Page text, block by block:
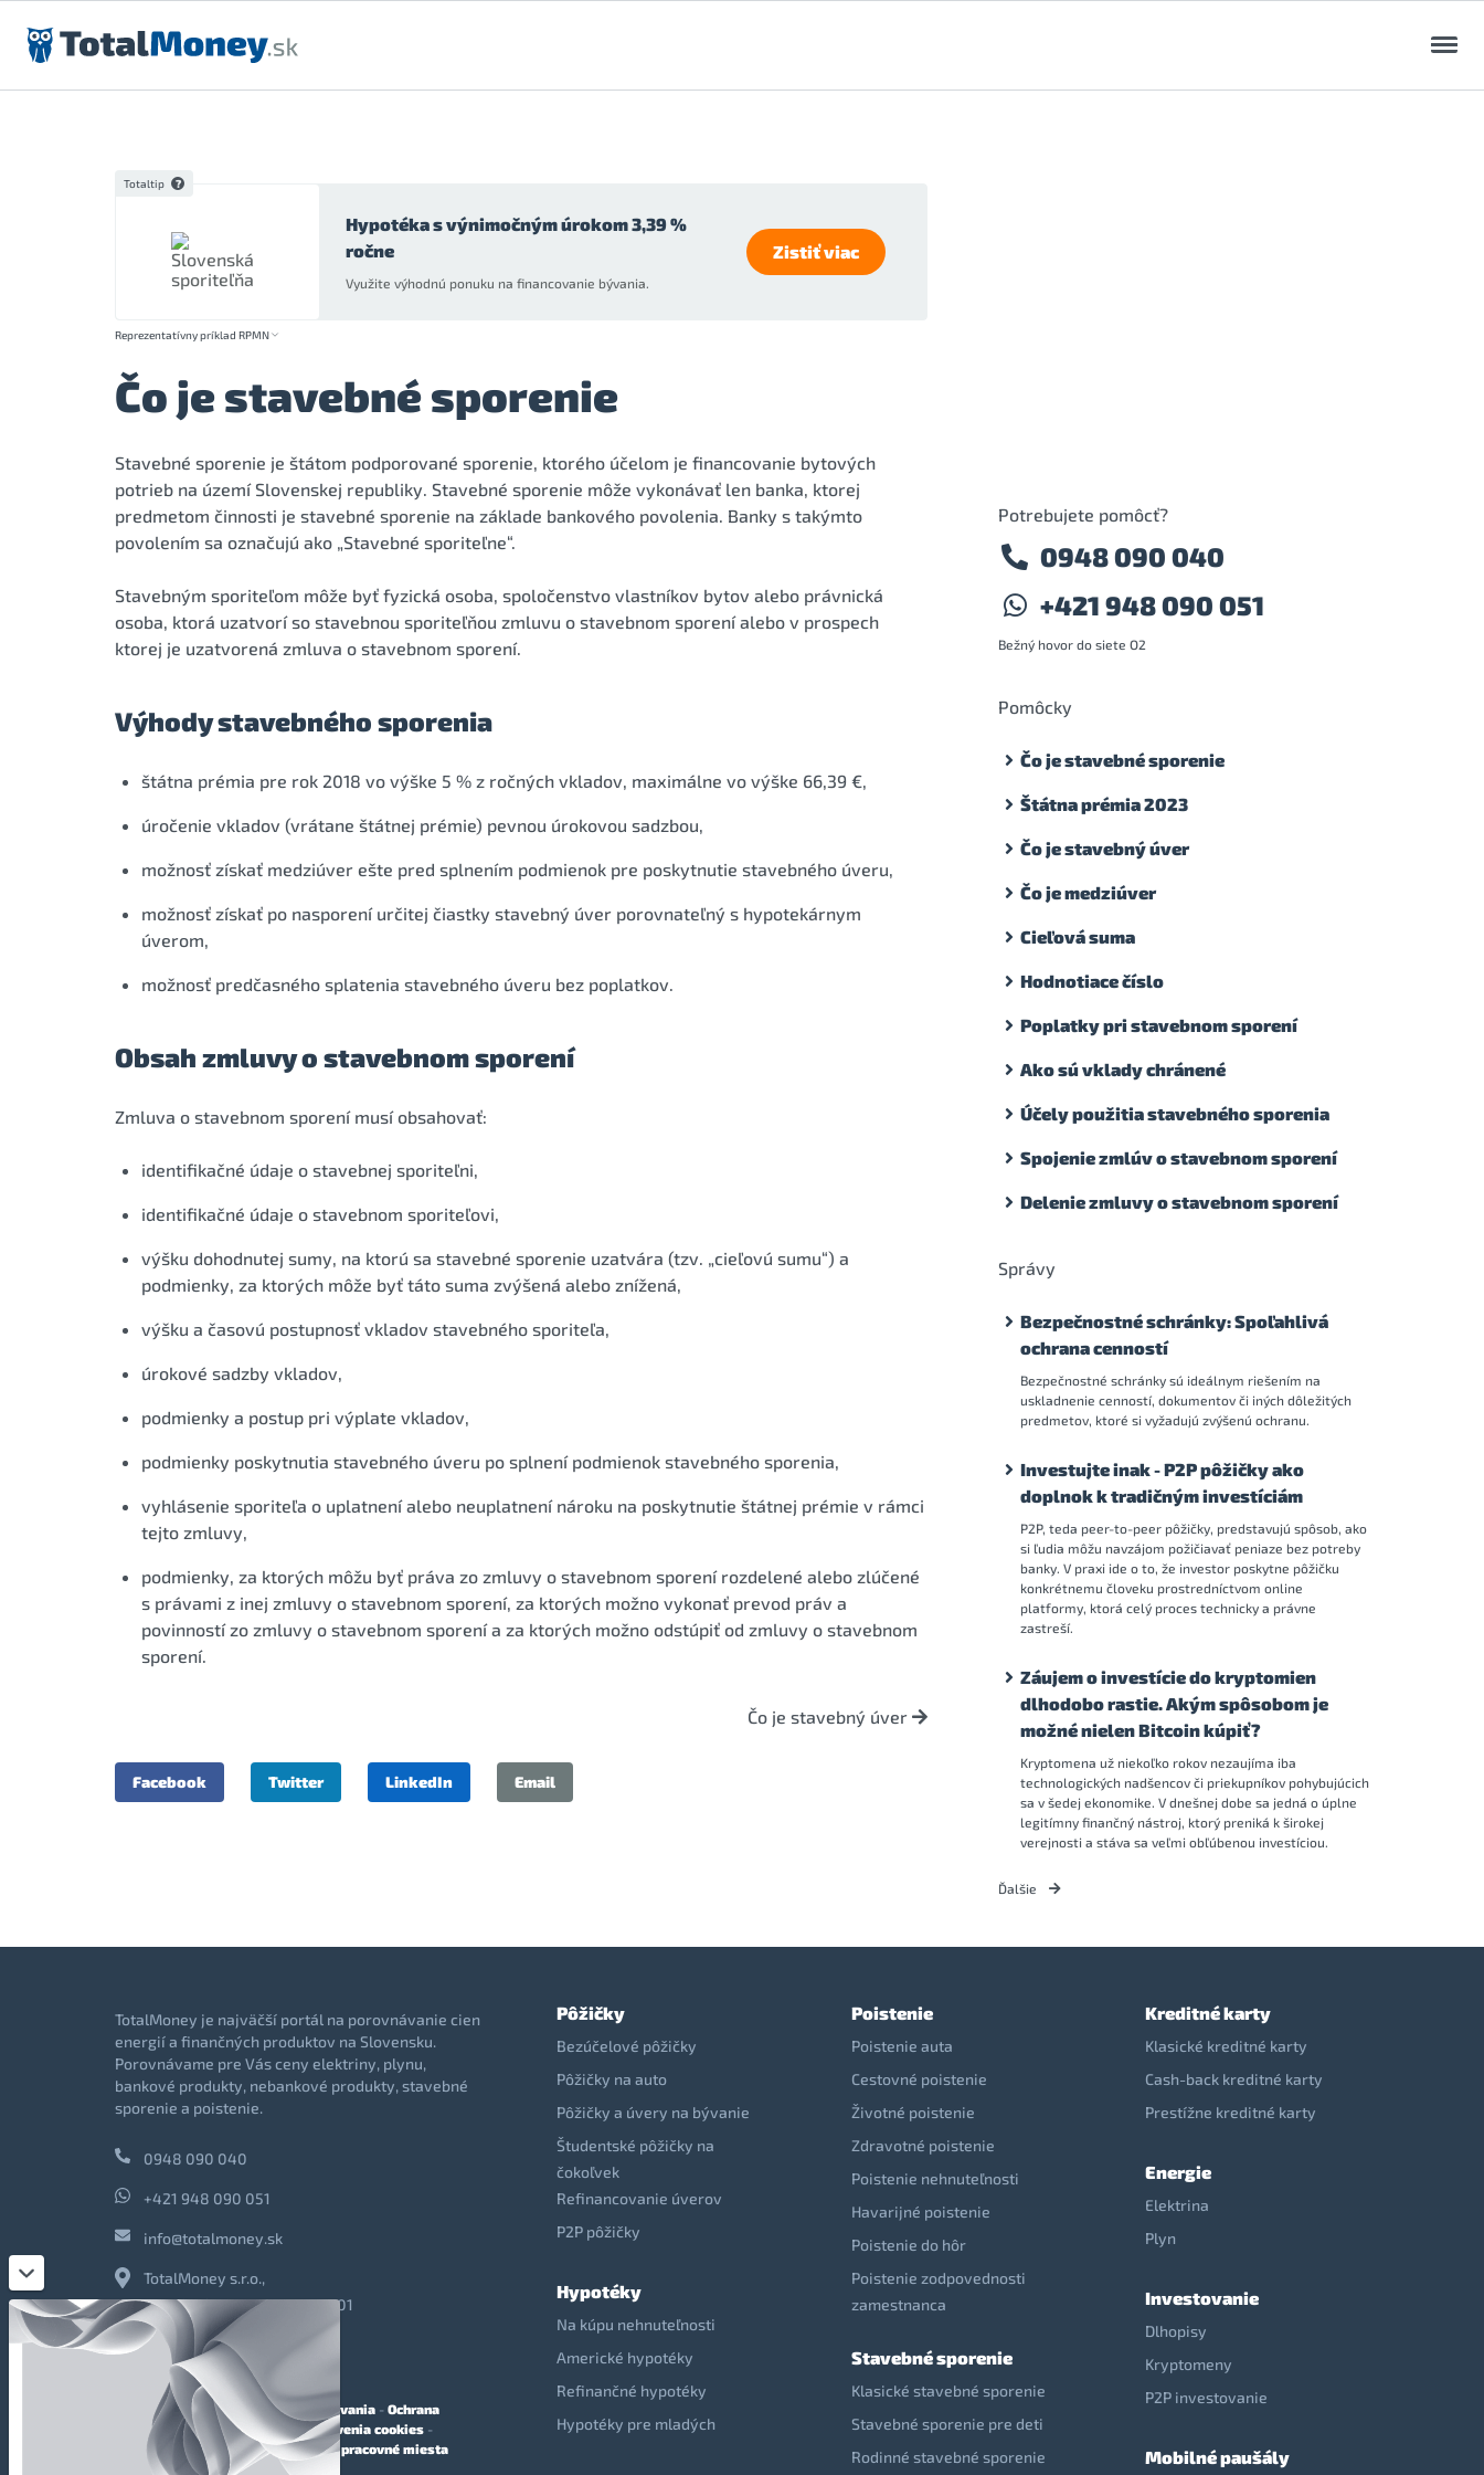
Preskočiť na obsah
Totaltip
Hypotéka s výnimočným úrokom 3,39 %
ročne
Využite výhodnú ponuku na financovanie bývania.
Zistiť viac
Reprezentatívny príklad RPMN
Čo je stavebné sporenie
Stavebné sporenie je štátom podporované sporenie, ktorého účelom je financovanie bytových
potrieb na území Slovenskej republiky. Stavebné sporenie môže vykonávať len banka, ktorej
predmetom činnosti je stavebné sporenie na základe bankového povolenia. Banky s takýmto
povolením sa označujú ako „Stavebné sporiteľne“.
Stavebným sporiteľom môže byť fyzická osoba, spoločenstvo vlastníkov bytov alebo právnická
osoba, ktorá uzatvorí so stavebnou sporiteľňou zmluvu o stavebnom sporení alebo v prospech
ktorej je uzatvorená zmluva o stavebnom sporení.
Výhody stavebného sporenia
štátna prémia pre rok 2018 vo výške 5 % z ročných vkladov, maximálne vo výške 66,39 €,
úročenie vkladov (vrátane štátnej prémie) pevnou úrokovou sadzbou,
možnosť získať medziúver ešte pred splnením podmienok pre poskytnutie stavebného úveru,
možnosť získať po nasporení určitej čiastky stavebný úver porovnateľný s hypotekárnym
úverom,
možnosť predčasného splatenia stavebného úveru bez poplatkov.
Obsah zmluvy o stavebnom sporení
Zmluva o stavebnom sporení musí obsahovať:
identifikačné údaje o stavebnej sporiteľni,
identifikačné údaje o stavebnom sporiteľovi,
výšku dohodnutej sumy, na ktorú sa stavebné sporenie uzatvára (tzv. „cieľovú sumu“) a
podmienky, za ktorých môže byť táto suma zvýšená alebo znížená,
výšku a časovú postupnosť vkladov stavebného sporiteľa,
úrokové sadzby vkladov,
podmienky a postup pri výplate vkladov,
podmienky poskytnutia stavebného úveru po splnení podmienok stavebného sporenia,
vyhlásenie sporiteľa o uplatnení alebo neuplatnení nároku na poskytnutie štátnej prémie v rámci
tejto zmluvy,
podmienky, za ktorých môžu byť práva zo zmluvy o stavebnom sporení rozdelené alebo zlúčené
s právami z inej zmluvy o stavebnom sporení, za ktorých možno vykonať prevod práv a
povinností zo zmluvy o stavebnom sporení a za ktorých možno odstúpiť od zmluvy o stavebnom
sporení.
Čo je stavebný úver
Facebook Twitter LinkedIn Email
Potrebujete pomôcť?
0948 090 040
+421 948 090 051
Bežný hovor do siete O2
Pomôcky
Čo je stavebné sporenie
Štátna prémia 2023
Čo je stavebný úver
Čo je medziúver
Cieľová suma
Hodnotiace číslo
Poplatky pri stavebnom sporení
Ako sú vklady chránené
Účely použitia stavebného sporenia
Spojenie zmlúv o stavebnom sporení
Delenie zmluvy o stavebnom sporení
Správy
Bezpečnostné schránky: Spoľahlivá
ochrana cenností
Bezpečnostné schránky sú ideálnym riešením na
uskladnenie cenností, dokumentov či iných dôležitých
predmetov, ktoré si vyžadujú zvýšenú ochranu.
Investujte inak - P2P pôžičky ako
doplnok k tradičným investíciám
P2P, teda peer-to-peer pôžičky, predstavujú spôsob, ako
si ľudia môžu navzájom požičiavať peniaze bez potreby
banky. V praxi ide o to, že investor poskytne pôžičku
konkrétnemu človeku prostredníctvom online
platformy, ktorá celý proces technicky a právne
zastreší.
Záujem o investície do kryptomien
dlhodobo rastie. Akým spôsobom je
možné nielen Bitcoin kúpiť?
Kryptomena už niekoľko rokov nezaujíma iba
technologických nadšencov či priekupníkov pohybujúcich
sa v šedej ekonomike. V dnešnej dobe sa jedná o úplne
legitímny finančný nástroj, ktorý preniká k širokej
verejnosti a stáva sa veľmi obľúbenou investíciou.
Ďalšie
Pôžičky
Bezúčelové pôžičky
Pôžičky na auto
Pôžičky a úvery na bývanie
Študentské pôžičky na
čokoľvek
Refinancovanie úverov
P2P pôžičky
Hypotéky
Na kúpu nehnuteľnosti
Americké hypotéky
Refinančné hypotéky
Hypotéky pre mladých
Poistenie
Poistenie auta
Cestovné poistenie
Životné poistenie
Zdravotné poistenie
Poistenie nehnuteľnosti
Havarijné poistenie
Poistenie do hôr
Poistenie zodpovednosti
zamestnanca
Stavebné sporenie
Klasické stavebné sporenie
Stavebné sporenie pre deti
Rodinné stavebné sporenie
Kreditné karty
Klasické kreditné karty
Cash-back kreditné karty
Prestížne kreditné karty
Energie
Elektrina
Plyn
Investovanie
Dlhopisy
Kryptomeny
P2P investovanie
Mobilné paušály
TotalMoney je najväčší portál na porovnávanie cien
energií a finančných produktov na Slovensku.
Porovnávame pre Vás ceny elektriny, plynu,
bankové produkty, nebankové produkty, stavebné
sporenie a poistenie.
0948 090 040
+421 948 090 051
info@totalmoney.sk
TotalMoney s.r.o.,
Levočská 866, Poprad, 058 01
-Reklama- Podmienky používania - Ochrana
osobných údajov-Cookies Nastavenia cookies -
Finančné sprostredkovanie-Voľné pracovné miesta